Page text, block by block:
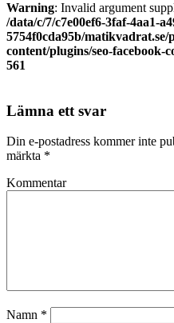
Warning: Invalid argument
/data/c/7/c7e00ef6-3faf-4aa1-
5754f0cda95b/
content/plugins/seo-facebook-
561
Lämna ett svar
Din e-postadress kommer inte
märkta *
Kommentar
Namn *